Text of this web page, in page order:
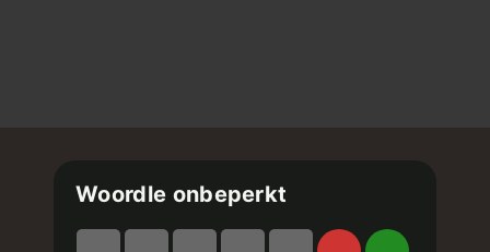
Woordle onbeperkt